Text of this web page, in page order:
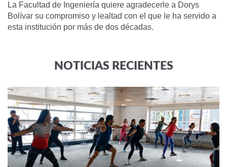
La Facultad de Ingeniería quiere agradecerle a Dorys
Bolívar su compromiso y lealtad con el que le ha servido a
esta institución por más de dos décadas.
NOTICIAS RECIENTES